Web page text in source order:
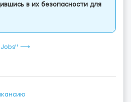
в их безопасности для
Jobs" ⟶